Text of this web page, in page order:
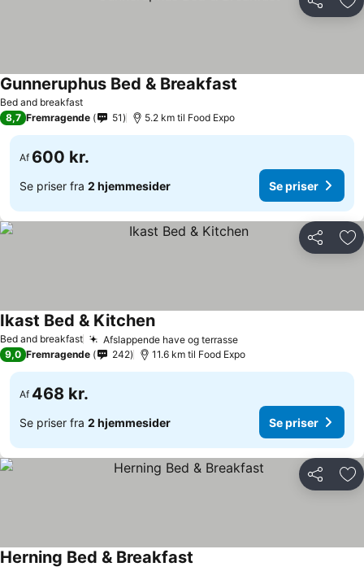
Del
Bed and breakfast
Gunneruphus Bed & Breakfast
8,7 Fremragende 51 5.2 km til Food Expo
Af 600 kr.
Se priser fra 2 hjemmesider Se priser
Del
Bed and breakfast Afslappende have og terrasse
Ikast Bed & Kitchen
9,0 Fremragende 242 11.6 km til Food Expo
Af 468 kr.
Se priser fra 2 hjemmesider Se priser
Del
Herning Bed & Breakfast